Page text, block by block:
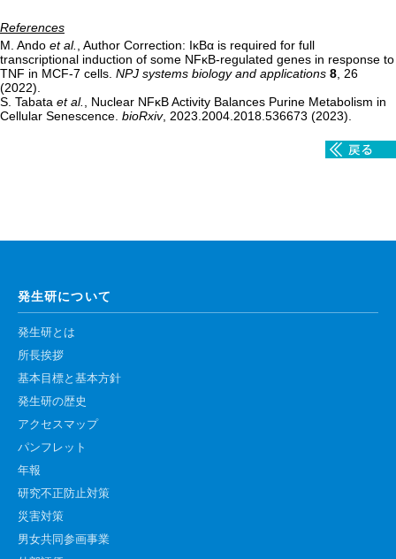
リエゾンラボLILAについて
組織標本作製・HE染色
共通実験室・培養室利用
研究試料供給
In situ hybridization
キャピラリーシーケンス
予 約
共通機器予約
大判プリンター予約
References
M. Ando et al.
, Author Correction: IκBα is required for full
transcriptional induction of some NFκB-regulated genes in response to
TNF in MCF-7 cells. NPJ systems biology and applications 8 , 26
(2022).
S. Tabata et al.
, Nuclear NFκB Activity Balances Purine Metabolism in
Cellular Senescence. bioRxiv, 2023.2004.2018.536673 (2023).
発生研について
発生研とは
所長挨拶
基本目標と基本方針
発生研の歴史
アクセスマップ
パンフレット
年報
研究不正防止対策
災害対策
男女共同参画事業